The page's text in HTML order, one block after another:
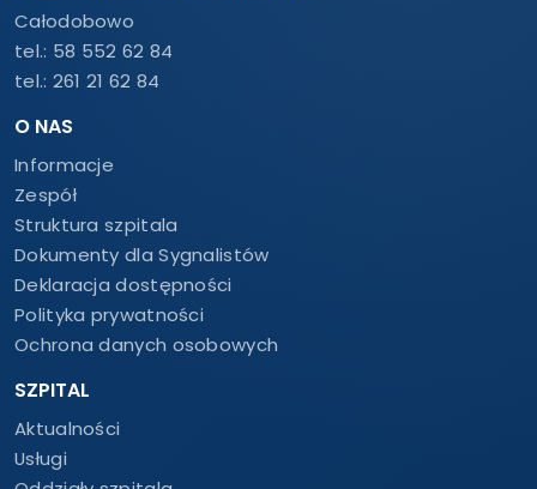
Całodobowo
tel.: 58 552 62 84
tel.: 261 21 62 84
O NAS
Informacje
Zespół
Struktura szpitala
Dokumenty dla Sygnalistów
Deklaracja dostępności
Polityka prywatności
Ochrona danych osobowych
SZPITAL
Aktualności
Usługi